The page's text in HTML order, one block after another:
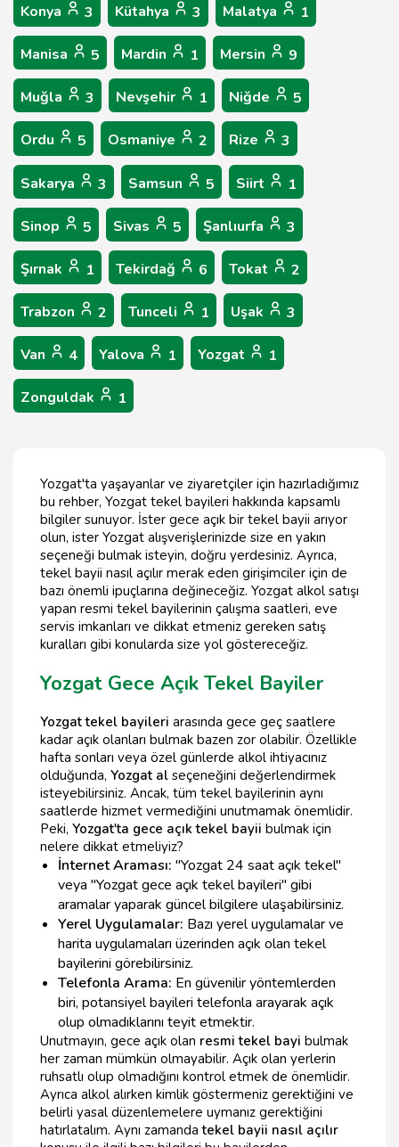
Konya 3 Kütahya 3 Malatya 1
Manisa 5 Mardin 1 Mersin 9
Muğla 3 Nevşehir 1 Niğde 5
Ordu 5 Osmaniye 2 Rize 3
Sakarya 3 Samsun 5 Siirt 1
Sinop 5 Sivas 5 Şanlıurfa 3
Şırnak 1 Tekirdağ 6 Tokat 2
Trabzon 2 Tunceli 1 Uşak 3
Van 4 Yalova 1 Yozgat 1
Zonguldak 1
Yozgat'ta yaşayanlar ve ziyaretçiler için hazırladığımız
bu rehber, Yozgat tekel bayileri hakkında kapsamlı
bilgiler sunuyor. İster gece açık bir tekel bayii arıyor
olun, ister Yozgat alışverişlerinizde size en yakın
seçeneği bulmak isteyin, doğru yerdesiniz. Ayrıca,
tekel bayii nasıl açılır merak eden girişimciler için de
bazı önemli ipuçlarına değineceğiz. Yozgat alkol satışı
yapan resmi tekel bayilerinin çalışma saatleri, eve
servis imkanları ve dikkat etmeniz gereken satış
kuralları gibi konularda size yol göstereceğiz.
Yozgat Gece Açık Tekel Bayiler
Yozgat tekel bayileri arasında gece geç saatlere
kadar açık olanları bulmak bazen zor olabilir. Özellikle
hafta sonları veya özel günlerde alkol ihtiyacınız
olduğunda, Yozgat al seçeneğini değerlendirmek
isteyebilirsiniz. Ancak, tüm tekel bayilerinin aynı
saatlerde hizmet vermediğini unutmamak önemlidir.
Peki, Yozgat'ta gece açık tekel bayii bulmak için
nelere dikkat etmeliyiz?
İnternet Araması: "Yozgat 24 saat açık tekel"
veya "Yozgat gece açık tekel bayileri" gibi
aramalar yaparak güncel bilgilere ulaşabilirsiniz.
Yerel Uygulamalar: Bazı yerel uygulamalar ve
harita uygulamaları üzerinden açık olan tekel
bayilerini görebilirsiniz.
Telefonla Arama: En güvenilir yöntemlerden
biri, potansiyel bayileri telefonla arayarak açık
olup olmadıklarını teyit etmektir.
Unutmayın, gece açık olan resmi tekel bayi bulmak
her zaman mümkün olmayabilir. Açık olan yerlerin
ruhsatlı olup olmadığını kontrol etmek de önemlidir.
Ayrıca alkol alırken kimlik göstermeniz gerektiğini ve
belirli yasal düzenlemelere uymanız gerektiğini
hatırlatalım. Aynı zamandatekel bayii nasıl açılır